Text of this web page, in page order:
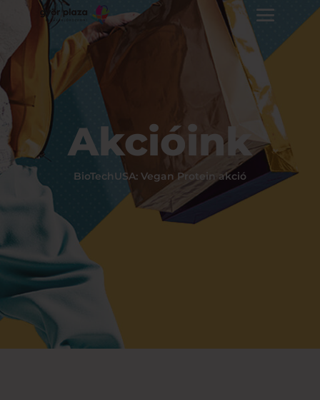
Akcióink
BioTechUSA: Vegan Protein akció